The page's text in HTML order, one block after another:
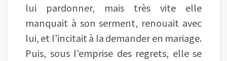
lui pardonner, mais très vite elle
manquait à son serment, renouait avec
lui, et l'incitait à la demander en mariage.
Puis, sous l'emprise des regrets, elle se